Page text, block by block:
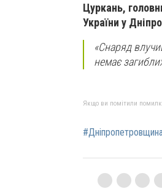
Цуркань,
України у
«Снаряд
немає
Якщо ви помітили